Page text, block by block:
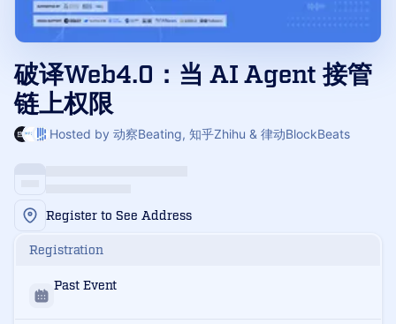
破译Web4.0：当 AI Agent 接管
链上权限
Hosted by 动察Beating, 知乎Zhihu & 律动BlockBeats
Register to See Address
Registration
Past Event